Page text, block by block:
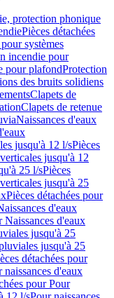
protection phonique
Pièces détachées
systèmes
incendie pour
pour plafondProtection
des bruits solidiens
Clapets de
Clapets de retenue
Naissances d'eaux
jusqu'à 12 l/sPièces
jusqu'à 12
25 l/sPièces
jusqu'à 25
Pièces détachées pour
d'eaux
Naissances d'eaux
jusqu'à 25
jusqu'à 25
détachées pour
naissances d'eaux
pour Pour